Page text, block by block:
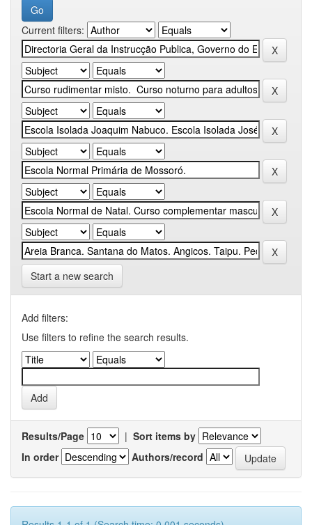
Current filters:
Start a new search
Add filters:
Use filters to refine the search results.
Results/Page | Sort items by
In order
Authors/record